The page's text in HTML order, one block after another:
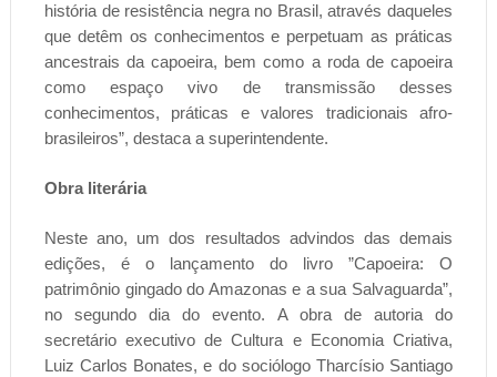
história de resistência negra no Brasil, através daqueles
que detêm os conhecimentos e perpetuam as práticas
ancestrais da capoeira, bem como a roda de capoeira
como espaço vivo de transmissão desses
conhecimentos, práticas e valores tradicionais afro-
brasileiros”, destaca a superintendente.
Obra literária
Neste ano, um dos resultados advindos das demais
edições, é o lançamento do livro ”Capoeira: O
patrimônio gingado do Amazonas e a sua Salvaguarda”,
no segundo dia do evento. A obra de autoria do
secretário executivo de Cultura e Economia Criativa,
Luiz Carlos Bonates, e do sociólogo Tharcísio Santiago